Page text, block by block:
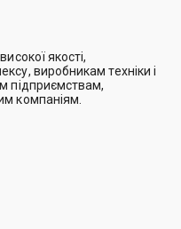
якості,
виробникам техніки і
підприємствам,
компаніям.